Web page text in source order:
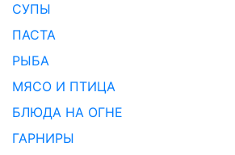
СУПЫ
ПАСТА
РЫБА
МЯСО И ПТИЦА
БЛЮДА НА ОГНЕ
ГАРНИРЫ